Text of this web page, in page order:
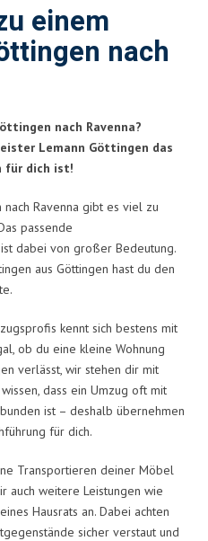
einem
nach
nach Ravenna?
Lemann Göttingen das
für dich ist!
Ravenna gibt es viel zu
passende
dabei von großer Bedeutung.
aus Göttingen hast du den
kennt sich bestens mit
ob du eine kleine Wohnung
verlässt, wir stehen dir mit
dass ein Umzug oft mit
ist – deshalb übernehmen
für dich.
Transportieren deiner Möbel
auch weitere Leistungen wie
Hausrats an. Dabei achten
sicher verstaut und